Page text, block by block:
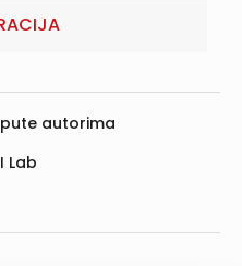
autorima
Lab